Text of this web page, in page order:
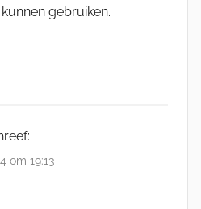
gebruiken.
om 19:13